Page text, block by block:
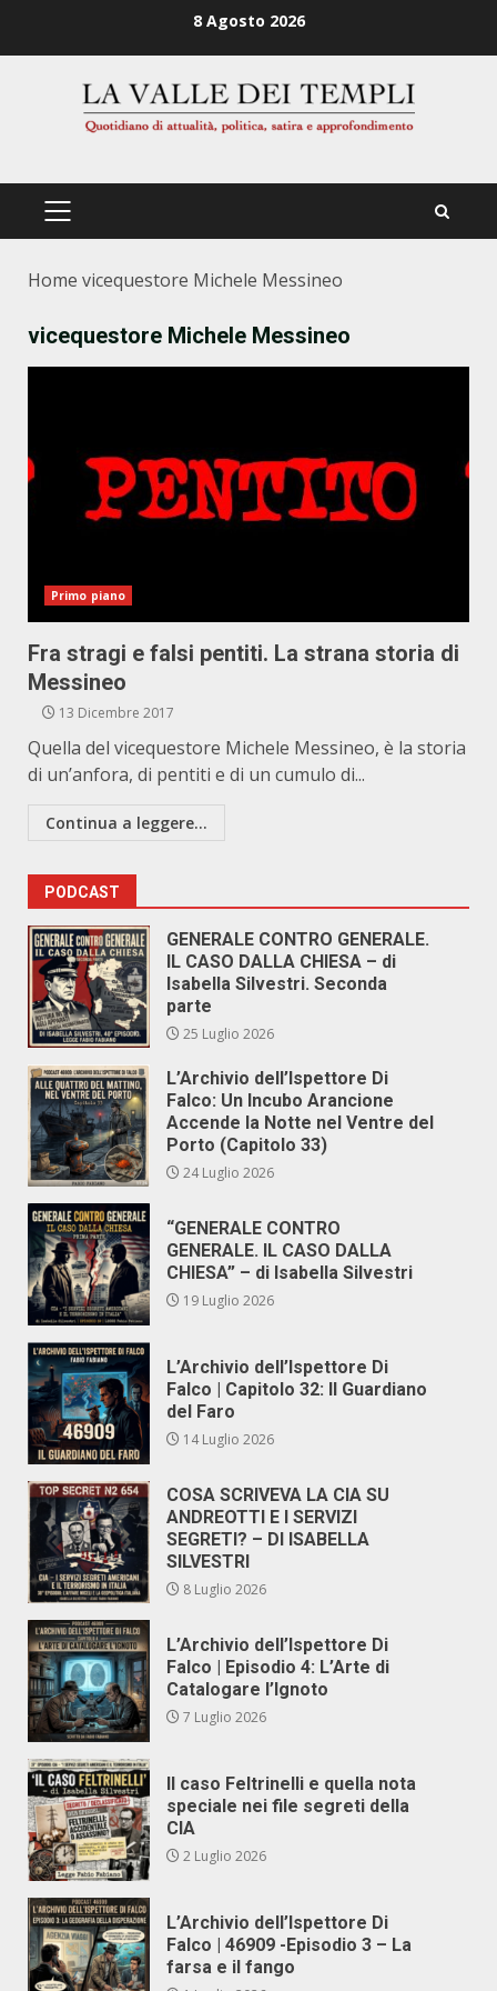
8 Agosto 2026
PRIMÄRES
Home vicequestore Michele Messineo
vicequestore Michele Messineo
Primo piano
Fra stragi e falsi pentiti. La strana storia di
Messineo
13 Dicembre 2017
Quella del vicequestore Michele Messineo, è la storia
di un’anfora, di pentiti e di un cumulo di...
Continua a leggere...
PODCAST
GENERALE CONTRO GENERALE.
IL CASO DALLA CHIESA – di
Isabella Silvestri. Seconda
parte
25 Luglio 2026
L’Archivio dell’Ispettore Di
Falco: Un Incubo Arancione
Accende la Notte nel Ventre del
Porto (Capitolo 33)
24 Luglio 2026
“GENERALE CONTRO
GENERALE. IL CASO DALLA
CHIESA” – di Isabella Silvestri
19 Luglio 2026
L’Archivio dell’Ispettore Di
Falco | Capitolo 32: Il Guardiano
del Faro
14 Luglio 2026
COSA SCRIVEVA LA CIA SU
ANDREOTTI E I SERVIZI
SEGRETI? – DI ISABELLA
SILVESTRI
8 Luglio 2026
L’Archivio dell’Ispettore Di
Falco | Episodio 4: L’Arte di
Catalogare l’Ignoto
7 Luglio 2026
Il caso Feltrinelli e quella nota
speciale nei file segreti della
CIA
2 Luglio 2026
L’Archivio dell’Ispettore Di
Falco | 46909 -Episodio 3 – La
farsa e il fango